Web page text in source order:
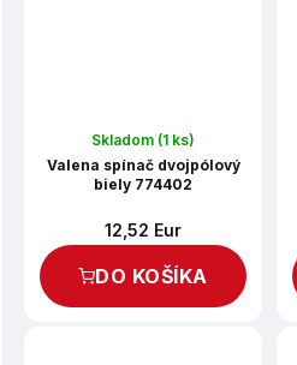
Skladom (1 ks)
Valena spínač dvojpólový
biely 774402
12,52 Eur
DO KOŠÍKA